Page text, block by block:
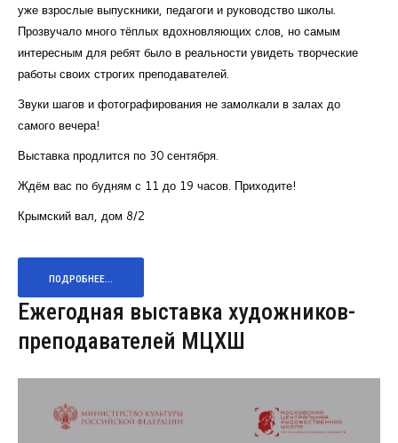
уже взрослые выпускники, педагоги и руководство школы.
Прозвучало много тёплых вдохновляющих слов, но самым
интересным для ребят было в реальности увидеть творческие
работы своих строгих преподавателей.
Звуки шагов и фотографирования не замолкали в залах до
самого вечера!
Выставка продлится по 30 сентября.
Ждём вас по будням с 11 до 19 часов. Приходите!
Крымский вал, дом 8/2
ПОДРОБНЕЕ...
Ежегодная выставка художников-
преподавателей МЦХШ